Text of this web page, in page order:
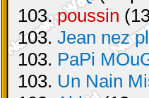
103.poussin
103. Jean nez
103. PaPi
103. Un Nain